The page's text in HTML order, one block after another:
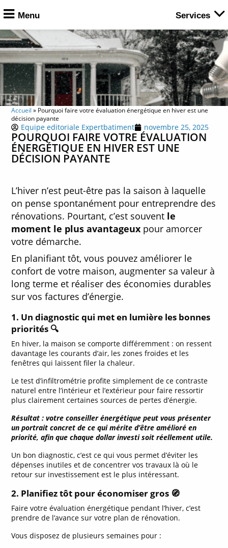
Accueil » Pourquoi faire votre évaluation énergétique en hiver est une
décision payante
Equipe editoriale Expertbatiment novembre 25, 2025
POURQUOI FAIRE VOTRE ÉVALUATION
ÉNERGÉTIQUE EN HIVER EST UNE
DÉCISION PAYANTE
L’hiver n’est peut-être pas la saison à laquelle
on pense spontanément pour entreprendre des
rénovations. Pourtant, c’est souvent le
moment le plus avantageux pour amorcer
votre démarche.
En planifiant tôt, vous pouvez améliorer le
confort de votre maison, augmenter sa valeur à
long terme et réaliser des économies durables
sur vos factures d’énergie.
1. Un diagnostic qui met en lumière les bonnes
priorités 🔍
En hiver, la maison se comporte différemment : on ressent
davantage les courants d’air, les zones froides et les
fenêtres qui laissent filer la chaleur.
Le test d’infiltrométrie profite simplement de ce contraste
naturel entre l’intérieur et l’extérieur pour faire ressortir
plus clairement certaines sources de pertes d’énergie.
Résultat : votre conseiller énergétique peut vous présenter
un portrait concret de ce qui mérite d’être amélioré en
priorité, afin que chaque dollar investi soit réellement utile.
Un bon diagnostic, c’est ce qui vous permet d’éviter les
dépenses inutiles et de concentrer vos travaux là où le
retour sur investissement est le plus intéressant.
2. Planifiez tôt pour économiser gros 🧭
Faire votre évaluation énergétique pendant l’hiver, c’est
prendre de l’avance sur votre plan de rénovation.
Vous disposez de plusieurs semaines pour :
Menu Services